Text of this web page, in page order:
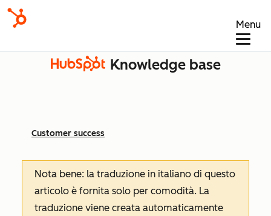
Menu
Knowledge base
Customer success
Nota bene: la traduzione in italiano di questo
articolo è fornita solo per comodità. La
traduzione viene creata automaticamente